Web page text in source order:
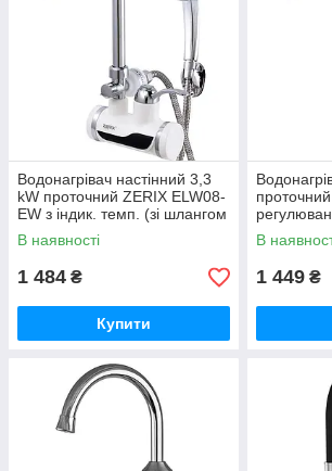
Водонагрівач настінний 3,3
kW проточний ZERIX ELW08-
EW з індик. темп. (зі шлангом
та лійкою) (ZX2788)
В наявності
1 484 ₴
Купити
індик.
(ZX4698)
В
1 449 ₴